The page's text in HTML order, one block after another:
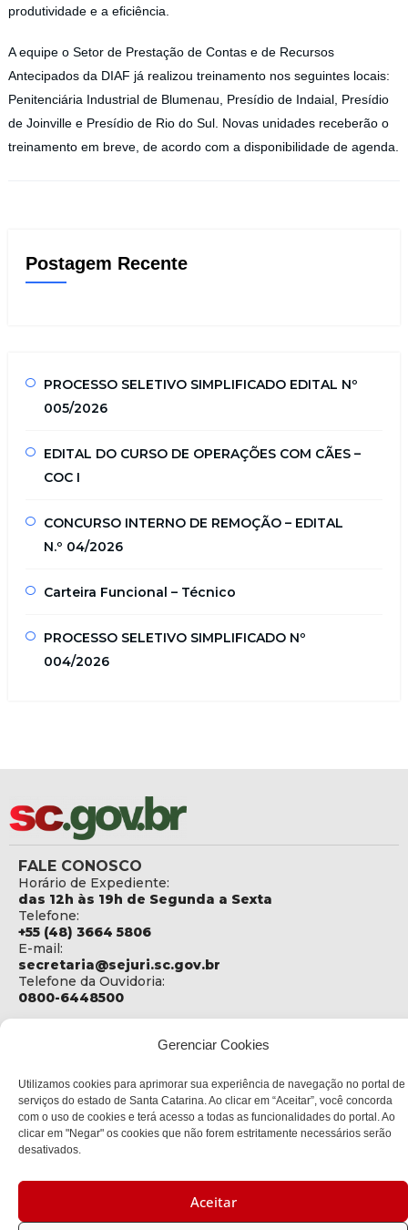
Gerenciar Cookies
Utilizamos cookies para aprimorar sua experiência de navegação no portal de
serviços do estado de Santa Catarina. Ao clicar em “Aceitar”, você concorda
com o uso de cookies e terá acesso a todas as funcionalidades do portal. Ao
clicar em "Negar" os cookies que não forem estritamente necessários serão
desativados.
Aceitar
produtividade e a eficiência.
A equipe o Setor de Prestação de Contas e de Recursos
Antecipados da DIAF já realizou treinamento nos seguintes locais:
Penitenciária Industrial de Blumenau, Presídio de Indaial, Presídio
de Joinville e Presídio de Rio do Sul. Novas unidades receberão o
treinamento em breve, de acordo com a disponibilidade de agenda.
Postagem Recente
PROCESSO SELETIVO SIMPLIFICADO EDITAL Nº
005/2026
EDITAL DO CURSO DE OPERAÇÕES COM CÃES –
COC I
CONCURSO INTERNO DE REMOÇÃO – EDITAL
N.º 04/2026
Carteira Funcional – Técnico
PROCESSO SELETIVO SIMPLIFICADO Nº
004/2026
FALE CONOSCO
Horário de Expediente:
das 12h às 19h de Segunda a Sexta
Telefone:
+55 (48) 3664 5806
E-mail:
secretaria@sejuri.sc.gov.br
Telefone da Ouvidoria:
0800-6448500
SEJURI - Secretaria de Estado de Justiça e Reintegração
Rua Fúlvio Aducci, 1214 - Loja 06
Bairro:
Estreito - Florianópolis - SC
CEP: